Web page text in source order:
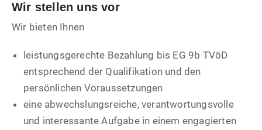
Wir stellen uns vor
Wir bieten Ihnen
leistungsgerechte Bezahlung bis EG 9b TVöD
entsprechend der Qualifikation und den
persönlichen Voraussetzungen
eine abwechslungsreiche, verantwortungsvolle
und interessante Aufgabe in einem engagierten